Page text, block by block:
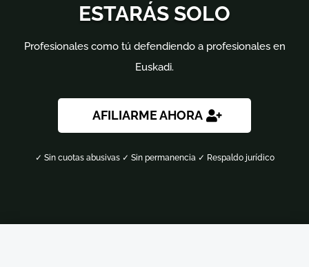
ESTARÁS SOLO
Profesionales como tú defendiendo a profesionales en
Euskadi.
AFILIARME AHORA
✓ Sin cuotas abusivas ✓ Sin permanencia ✓ Respaldo jurídico